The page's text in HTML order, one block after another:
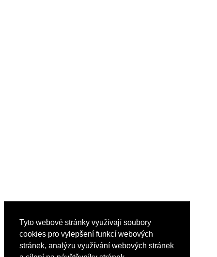
Tyto webové stránky využívají soubory
cookies pro vylepšení funkcí webových
stránek, analýzu využívání webových stránek